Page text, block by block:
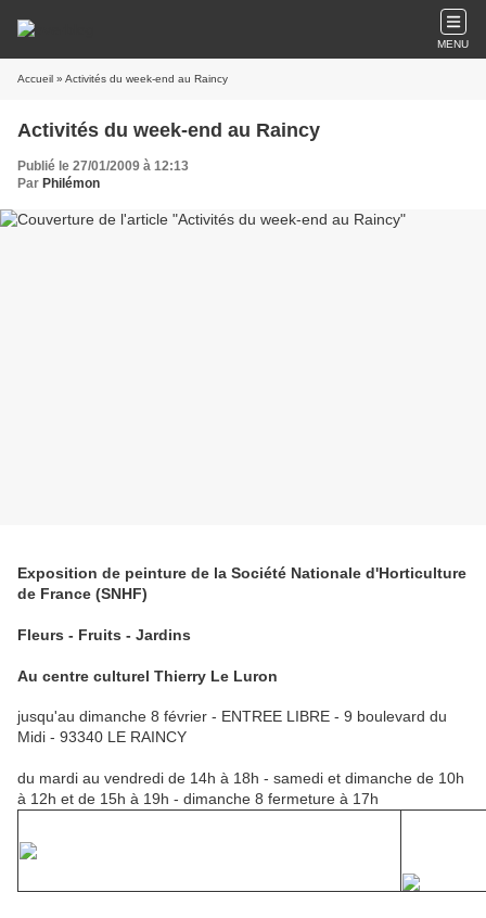
MENU
Accueil » Activités du week-end au Raincy
Activités du week-end au Raincy
Publié le 27/01/2009 à 12:13
Par Philémon
Exposition de peinture de la Société Nationale d'Horticulture
de France (SNHF)
Fleurs - Fruits - Jardins
Au centre culturel Thierry Le Luron
jusqu'au dimanche 8 février - ENTREE LIBRE - 9 boulevard du
Midi - 93340 LE RAINCY
du mardi au vendredi de 14h à 18h - samedi et dimanche de 10h
à 12h et de 15h à 19h - dimanche 8 fermeture à 17h